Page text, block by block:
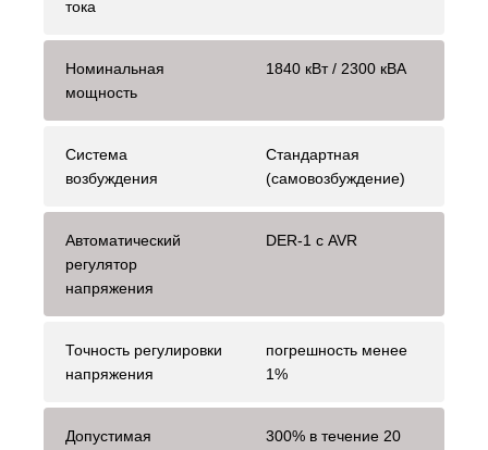
тока
Номинальная
мощность
1840 кВт / 2300 кВА
Система
возбуждения
Стандартная
(самовозбуждение)
Автоматический
регулятор
напряжения
DER-1 с AVR
Точность регулировки
напряжения
погрешность менее
1%
Допустимая
300% в течение 20